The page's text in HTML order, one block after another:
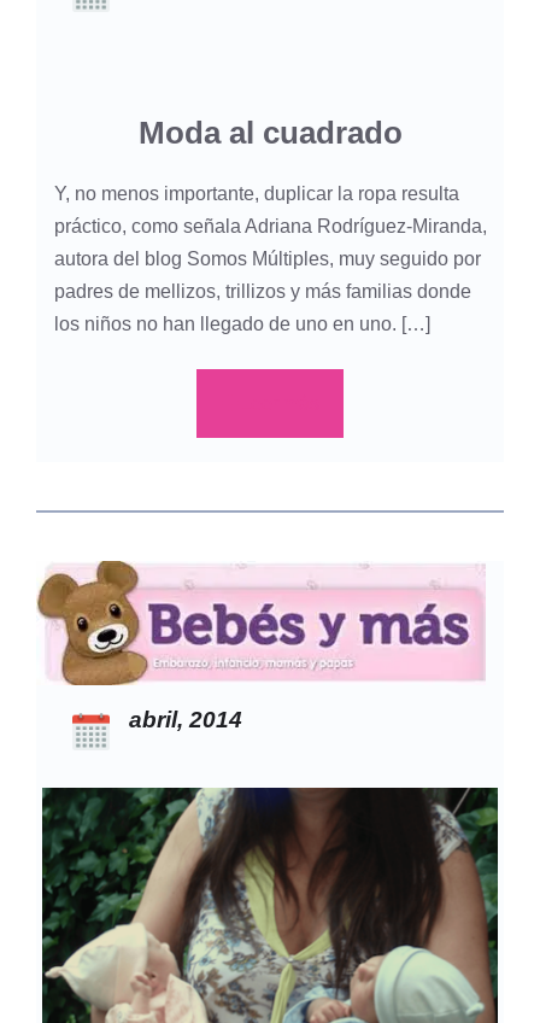
Moda al cuadrado
Y, no menos importante, duplicar la ropa resulta
práctico, como señala Adriana Rodríguez-Miranda,
autora del blog Somos Múltiples, muy seguido por
padres de mellizos, trillizos y más familias donde
los niños no han llegado de uno en uno. […]
abril, 2014